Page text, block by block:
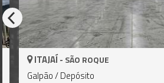
ITAJAÍ - SÃO ROQUE
Galpão / Depósito